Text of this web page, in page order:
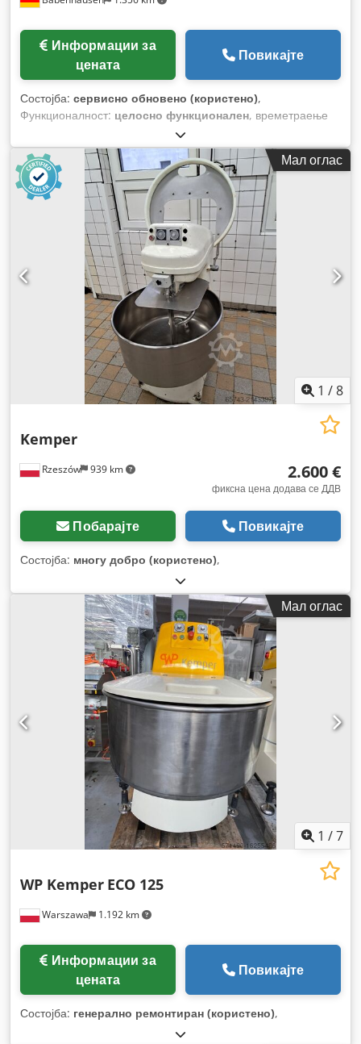
цената
Повикајте
Состојба: сервисно обновено (користено),
Функционалност: целосно функционален, времетраење
, година на последниот генерален
ремонт:2026, влезен напон:400 V, Сертифициран со
DGUV до:
08/2027 , вкупна тежина:500 кг
, вкупна ширина:
1.125 мм
, вкупна должина:1.140 мм, влезна фреквенција:
50 Hz , електричен осигурач:16 A, тип на влезен струја:
Мал оглас
1 /8
Rzeszów 939 km
Kemper
2.600 €
фиксна цена додава се ДДВ
Побарајте Повикајте
Состојба: многу добро (користено),
Мал оглас
1 /7
Warszawa 1.192 km
WP Kemper ECO 125
цената
Повикајте
Состојба: генерално ремонтиран (користено),